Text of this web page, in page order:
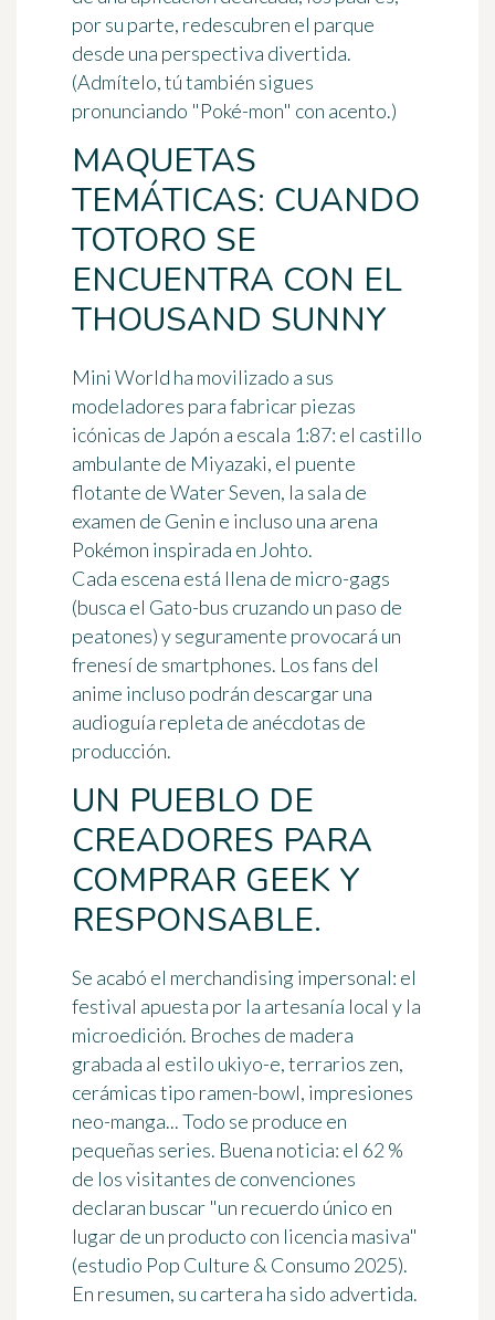
por su parte, redescubren el parque
desde una perspectiva divertida.
(Admítelo, tú también sigues
pronunciando "Poké-mon" con acento.)
MAQUETAS
TEMÁTICAS: CUANDO
TOTORO SE
ENCUENTRA CON EL
THOUSAND SUNNY
Mini World ha movilizado a sus
modeladores para fabricarpiezas
icónicas de Japón a escala 1:87: el castillo
ambulante de Miyazaki, el puente
flotante de Water Seven, la sala de
examen de Genin e incluso una arena
Pokémon inspirada en Johto.
Cada escena está llena de micro-gags
(busca el Gato-bus cruzando un paso de
peatones) y seguramente provocará un
frenesí de smartphones. Los fans del
anime incluso podrán descargar una
audioguía repleta de anécdotas de
producción.
UN PUEBLO DE
CREADORES PARA
COMPRAR GEEK Y
RESPONSABLE.
Se acabó el merchandising impersonal: el
festival apuesta por la artesanía local y la
microedición. Broches de madera
grabada al estilo ukiyo-e, terrarios zen,
cerámicas tipo ramen-bowl, impresiones
neo-manga... Todo se produce en
pequeñas series. Buena noticia: el 62 %
de los visitantes de convenciones
declaran buscar "un recuerdo único en
lugar de un producto con licencia masiva"
(estudio Pop Culture & Consumo 2025).
En resumen, su cartera ha sido advertida.